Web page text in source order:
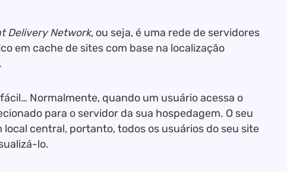
Delivery Network, ou seja, é uma rede de servidores
em cache de sites com base na localização
Normalmente, quando um usuário acessa o
para o servidor da sua hospedagem. O seu
local central, portanto, todos os usuários do seu site
lo.